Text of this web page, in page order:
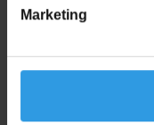
Marketing
Herhaalt u de
vervuiling.
Gebruikt u niet
beschadiging te